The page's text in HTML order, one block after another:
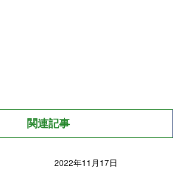
関連記事
2022年11月17日